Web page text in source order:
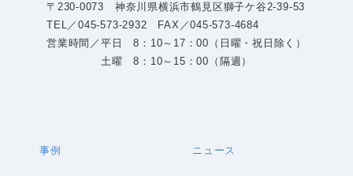
〒230-0073 神奈川県横浜市鶴見区獅子ケ谷2-39-53
TEL／045-573-2932 FAX／045-573-4684
営業時間／平日 8：10～17：00（日曜・祝日除く）
土曜 8：10～15：00（隔週）
事例 ニュース